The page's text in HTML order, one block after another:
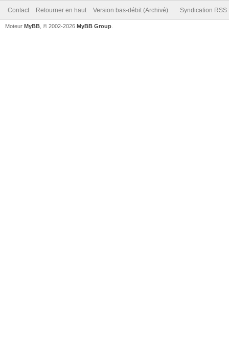
Contact Retourner en haut Version bas-débit (Archivé) Syndication RSS
Moteur MyBB , © 2002-2026 MyBB Group